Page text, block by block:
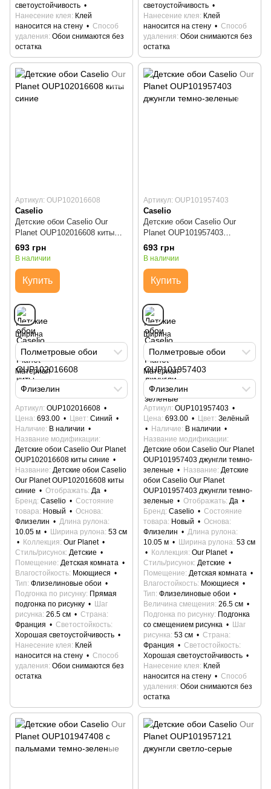
светоустойчивость
Нанесение клея Клей
наносится на стену
Способ
удаления Обои снимаются без
остатка
светоустойчивость
Нанесение клея Клей
наносится на стену
Способ
удаления Обои снимаются без
остатка
Артикул: OUP102016608
Caselio
Детские обои Caselio Our
Planet OUP102016608 киты
синие
693 грн
В наличии
Купить
Ширина
Полметровые обои
Материал
Флизелин
Артикул OUP102016608
Цена 693.00 Цвет Синий
Наличие В наличии
Название модификации
Детские обои Caselio Our Planet
OUP102016608 киты синие
Название Детские обои Caselio
Our Planet OUP102016608 киты
синие
Отображать Да
Бренд Caselio
Состояние
товара Новый
Основа
Флизелин
Длина рулона
10.05 м
Ширина рулона 53 см
Коллекция Our Planet
Стиль/рисунок Детские
Помещение Детская комната
Влагостойкость Моющиеся
Тип Флизелиновые обои
Подгонка по рисунку Прямая
подгонка по рисунку
Шаг
рисунка 26.5 см
Страна
Франция
Светостойкость
Хорошая светоустойчивость
Нанесение клея Клей
наносится на стену
Способ
удаления Обои снимаются без
остатка
Артикул: OUP101957403
Caselio
Детские обои Caselio Our
Planet OUP101957403
джунгли темно-зеленые
693 грн
В наличии
Купить
Ширина
Полметровые обои
Материал
Флизелин
Артикул OUP101957403
Цена 693.00 Цвет Зелёный
Наличие В наличии
Название модификации
Детские обои Caselio Our Planet
OUP101957403 джунгли темно-
зеленые
Название Детские
обои Caselio Our Planet
OUP101957403 джунгли темно-
зеленые
Отображать Да
Бренд Caselio
Состояние
товара Новый
Основа
Флизелин
Длина рулона
10.05 м
Ширина рулона 53 см
Коллекция Our Planet
Стиль/рисунок Детские
Помещение Детская комната
Влагостойкость Моющиеся
Тип Флизелиновые обои
Величина смещения 26.5 см
Подгонка по рисунку Подгонка
со смещением рисунка
Шаг
рисунка 53 см
Страна
Франция
Светостойкость
Хорошая светоустойчивость
Нанесение клея Клей
наносится на стену
Способ
удаления Обои снимаются без
остатка